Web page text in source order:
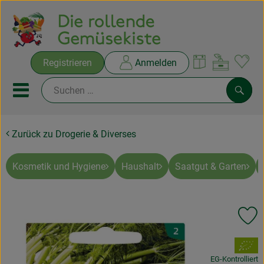
Registrieren Anmelden
Mobiles Menu öffnen oder
Ökokisten
Rezepte
NEUES & ANGEBOTE
Ökokisten
Zurück zu Drogerie & Diverses
Kosmetik und Hygiene Haushalt Saatgut & Garten
, Verband:
EG-Kontrolliert